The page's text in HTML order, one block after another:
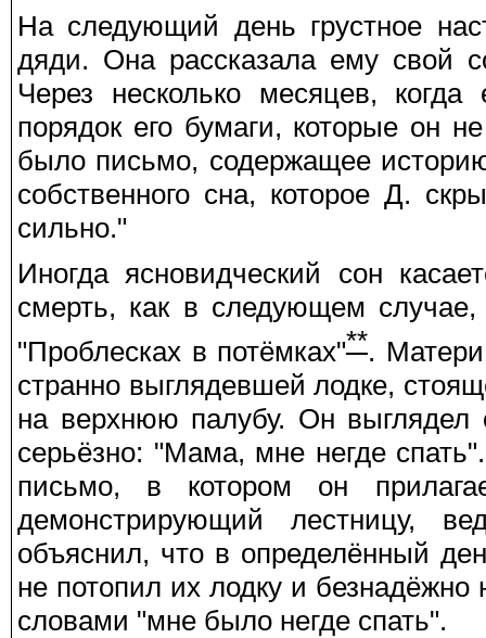
На следующий день грустное
дяди. Она рассказала ему свой
Через несколько месяцев,
порядок его бумаги, которые он
было письмо, содержащее
собственного сна, которое Д.
сильно."
Иногда ясновидческий сон
смерть, как в следующем
"Проблесках в потёмках"**.
странно выглядевшей лодке,
на верхнюю палубу. Он
серьёзно: "Мама, мне негде
письмо, в котором он
демонстрирующий лестницу,
объяснил, что в определённый
не потопил их лодку и безнадёжно
словами "мне было негде спать".